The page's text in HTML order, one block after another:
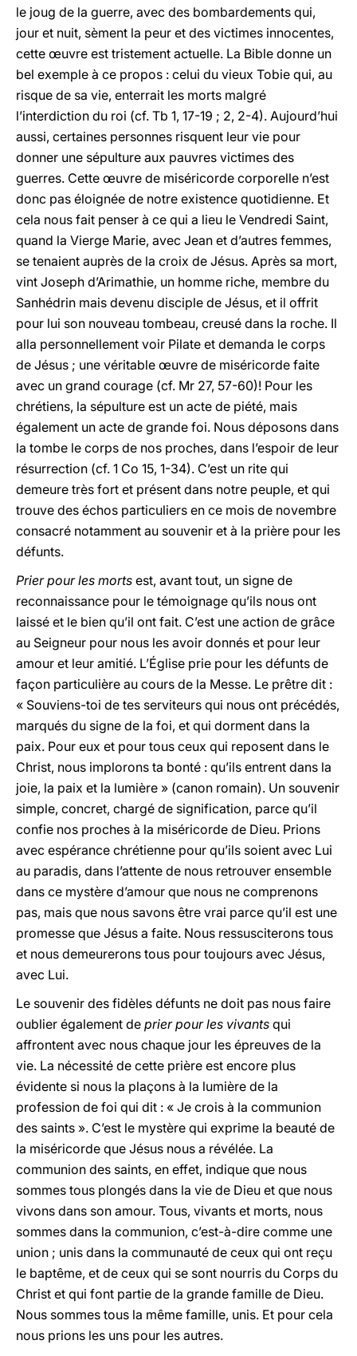
le joug de la guerre, avec des bombardements qui,
jour et nuit, sèment la peur et des victimes innocentes,
cette œuvre est tristement actuelle. La Bible donne un
bel exemple à ce propos : celui du vieux Tobie qui, au
risque de sa vie, enterrait les morts malgré
l’interdiction du roi (cf. Tb 1, 17-19 ; 2, 2-4). Aujourd’hui
aussi, certaines personnes risquent leur vie pour
donner une sépulture aux pauvres victimes des
guerres. Cette œuvre de miséricorde corporelle n’est
donc pas éloignée de notre existence quotidienne. Et
cela nous fait penser à ce qui a lieu le Vendredi Saint,
quand la Vierge Marie, avec Jean et d’autres femmes,
se tenaient auprès de la croix de Jésus. Après sa mort,
vint Joseph d’Arimathie, un homme riche, membre du
Sanhédrin mais devenu disciple de Jésus, et il offrit
pour lui son nouveau tombeau, creusé dans la roche. Il
alla personnellement voir Pilate et demanda le corps
de Jésus ; une véritable œuvre de miséricorde faite
avec un grand courage (cf. Mr 27, 57-60)! Pour les
chrétiens, la sépulture est un acte de piété, mais
également un acte de grande foi. Nous déposons dans
la tombe le corps de nos proches, dans l’espoir de leur
résurrection (cf. 1 Co 15, 1-34). C’est un rite qui
demeure très fort et présent dans notre peuple, et qui
trouve des échos particuliers en ce mois de novembre
consacré notamment au souvenir et à la prière pour les
défunts.
Prier pour les morts est, avant tout, un signe de
reconnaissance pour le témoignage qu’ils nous ont
laissé et le bien qu’il ont fait. C’est une action de grâce
au Seigneur pour nous les avoir donnés et pour leur
amour et leur amitié. L’Église prie pour les défunts de
façon particulière au cours de la Messe. Le prêtre dit :
« Souviens-toi de tes serviteurs qui nous ont précédés,
marqués du signe de la foi, et qui dorment dans la
paix. Pour eux et pour tous ceux qui reposent dans le
Christ, nous implorons ta bonté : qu’ils entrent dans la
joie, la paix et la lumière » (canon romain). Un souvenir
simple, concret, chargé de signification, parce qu’il
confie nos proches à la miséricorde de Dieu. Prions
avec espérance chrétienne pour qu’ils soient avec Lui
au paradis, dans l’attente de nous retrouver ensemble
dans ce mystère d’amour que nous ne comprenons
pas, mais que nous savons être vrai parce qu’il est une
promesse que Jésus a faite. Nous ressusciterons tous
et nous demeurerons tous pour toujours avec Jésus,
avec Lui.
Le souvenir des fidèles défunts ne doit pas nous faire
oublier également de prier pour les vivants qui
affrontent avec nous chaque jour les épreuves de la
vie. La nécessité de cette prière est encore plus
évidente si nous la plaçons à la lumière de la
profession de foi qui dit : « Je crois à la communion
des saints ». C’est le mystère qui exprime la beauté de
la miséricorde que Jésus nous a révélée. La
communion des saints, en effet, indique que nous
sommes tous plongés dans la vie de Dieu et que nous
vivons dans son amour. Tous, vivants et morts, nous
sommes dans la communion, c’est-à-dire comme une
union ; unis dans la communauté de ceux qui ont reçu
le baptême, et de ceux qui se sont nourris du Corps du
Christ et qui font partie de la grande famille de Dieu.
Nous sommes tous la même famille, unis. Et pour cela
nous prions les uns pour les autres.